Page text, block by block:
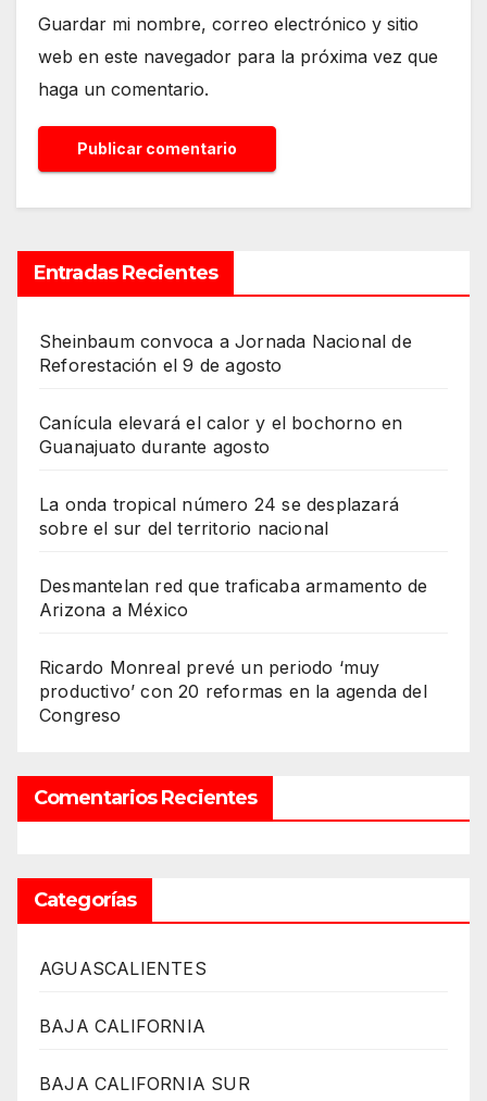
Guardar mi nombre, correo electrónico y sitio
web en este navegador para la próxima vez que
haga un comentario.
Entradas Recientes
Sheinbaum convoca a Jornada Nacional de
Reforestación el 9 de agosto
Canícula elevará el calor y el bochorno en
Guanajuato durante agosto
La onda tropical número 24 se desplazará
sobre el sur del territorio nacional
Desmantelan red que traficaba armamento de
Arizona a México
Ricardo Monreal prevé un periodo ‘muy
productivo’ con 20 reformas en la agenda del
Congreso
Comentarios Recientes
Categorías
AGUASCALIENTES
BAJA CALIFORNIA
BAJA CALIFORNIA SUR